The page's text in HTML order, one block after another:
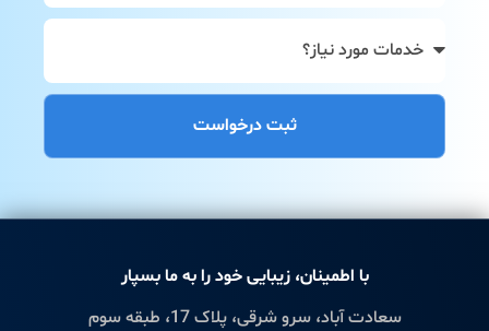
ثبت درخواست
با اطمینان، زیبایی خود را به ما بسپار
سعادت آباد، سرو شرقی، پلاک 17، طبقه سوم